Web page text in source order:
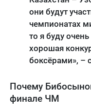
они будут
чемпионатах
то я буду
хорошая
боксёрами», –
Почему
финале ЧМ